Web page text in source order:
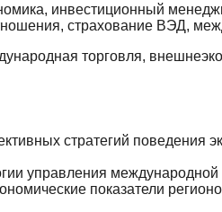
инвестиционный
страхование ВЭД,
торговля,
стратегий поведения
управления международной
показатели